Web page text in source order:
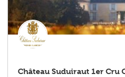
Château Suduiraut 1er Cru